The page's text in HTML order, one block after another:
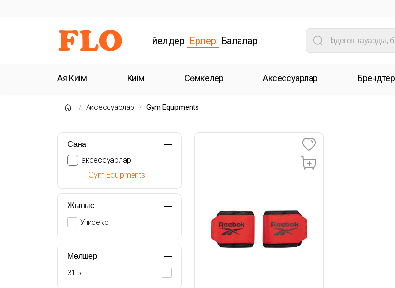
Әйелдер Ерлер Балалар
Аяқ Киім Киім Сөмкелер Аксессуарлар Брендтер
Аксессуарлар Gym Equipments
Санат
аксессуарлар
Gym Equipments
Жыныс
Унисекс
Мөлшер
31.5